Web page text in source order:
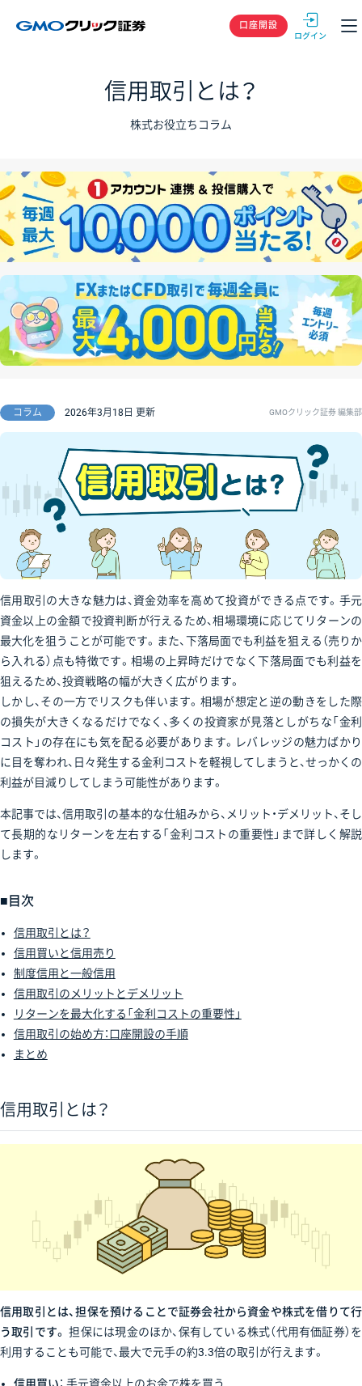
GMOクリック
口座開設
信用取引とは？
株式お役立ちコラム
コラム 2026年3月18日 更新 GMOクリック証券 編集部
信用取引の大きな魅力は、資金効率を高めて投資ができる点です。手元
資金以上の金額で投資判断が行えるため、相場環境に応じてリターンの
最大化を狙うことが可能です。また、下落局面でも利益を狙える（売りか
ら入れる）点も特徴です。相場の上昇時だけでなく下落局面でも利益を
狙えるため、投資戦略の幅が大きく広がります。
しかし、その一方でリスクも伴います。相場が想定と逆の動きをした際
の損失が大きくなるだけでなく、多くの投資家が見落としがちな「金利
コスト」の存在にも気を配る必要があります。レバレッジの魅力ばかり
に目を奪われ、日々発生する金利コストを軽視してしまうと、せっかくの
利益が目減りしてしまう可能性があります。
本記事では、信用取引の基本的な仕組みから、メリット・デメリット、そし
て長期的なリターンを左右する「金利コストの重要性」まで詳しく解説
します。
■目次
信用取引とは？
信用買いと信用売り
制度信用と一般信用
信用取引のメリットとデメリット
リターンを最大化する「金利コストの重要性」
信用取引の始め方：口座開設の手順
まとめ
信用取引とは？
信用取引とは、担保を預けることで証券会社から資金や株式を借りて行
う取引です。 担保には現金のほか、保有している株式（代用有価証券）を
利用することも可能で、最大で元手の約3.3倍の取引が行えます。